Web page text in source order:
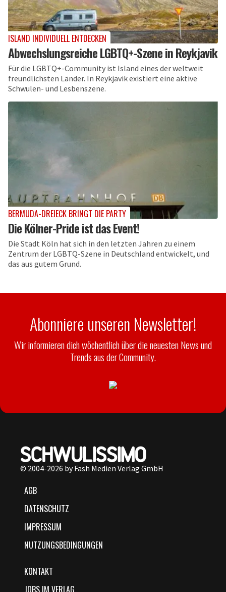
ISLAND INDIVIDUELL ENTDECKEN
Abwechslungsreiche LGBTQ+-Szene in Reykjavik
Für die LGBTQ+-Community ist Island eines der weltweit
freundlichsten Länder. In Reykjavik existiert eine aktive
Schwulen- und Lesbenszene.
BERMUDA-DREIECK BRINGT DIE PARTY
Die Kölner-Pride ist das Event!
Die Stadt Köln hat sich in den letzten Jahren zu einem
Zentrum der LGBTQ-Szene in Deutschland entwickelt, und
das aus gutem Grund.
Abonniere unseren Newsletter!
Wir informieren dich wöchentlich über die neuesten News und
Trends aus der Community.
© 2004-2026 by Fash Medien Verlag GmbH
AGB
DATENSCHUTZ
IMPRESSUM
NUTZUNGSBEDINGUNGEN
KONTAKT
JOBS IM VERLAG